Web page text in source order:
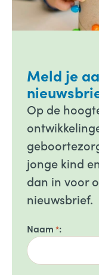
Meld je
Op de
jonge kind
dan in voor
nieuwsbrief.
Naam *